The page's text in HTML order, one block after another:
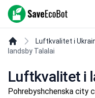
SaveEcoBot
Luftkvalitet i
landsby Talalai
Luftkvalitet i
Pohrebyshchenska city